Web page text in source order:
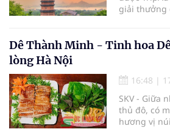
giải thưởng
Dê Thành Minh - Tinh hoa
lòng Hà Nội
16:48 |
SKV - Giữa
thủ đô, có
hương vị